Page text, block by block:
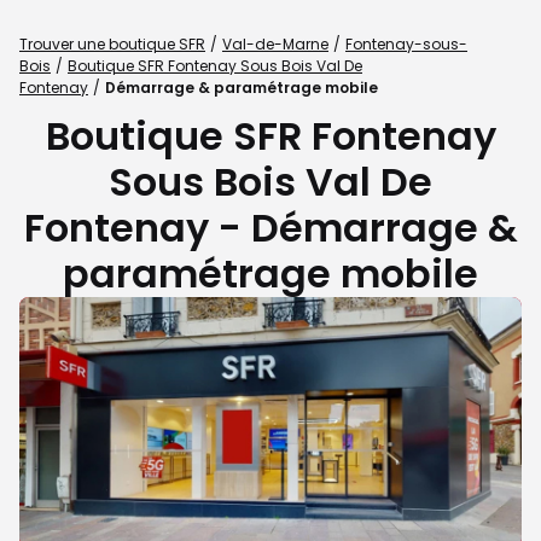
Trouver une boutique SFR Val-de-Marne
Fontenay-sous-
Bois
Boutique SFR Fontenay Sous Bois Val De
Fontenay
Démarrage & paramétrage mobile
Boutique SFR Fontenay
Sous Bois Val De
Fontenay - Démarrage &
paramétrage mobile